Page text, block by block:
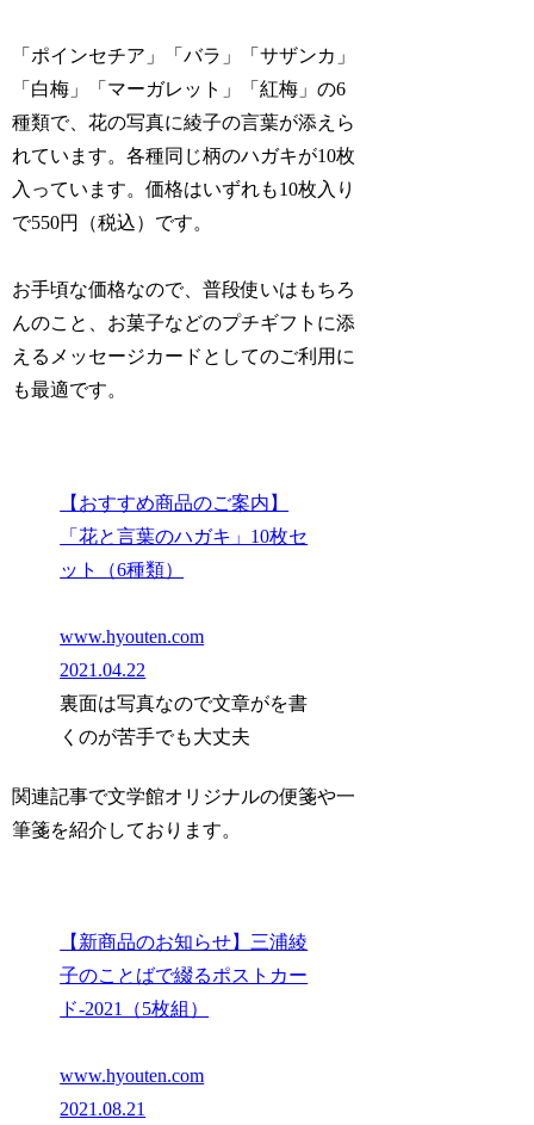
「ポインセチア」「バラ」「サザンカ」
「白梅」「マーガレット」「紅梅」の6
種類で、花の写真に綾子の言葉が添えら
れています。各種同じ柄のハガキが10枚
入っています。価格はいずれも10枚入り
で550円（税込）です。
お手頃な価格なので、普段使いはもちろ
んのこと、お菓子などのプチギフトに添
えるメッセージカードとしてのご利用に
も最適です。
【おすすめ商品のご案内】
「花と言葉のハガキ」10枚セ
ット（6種類）
www.hyouten.com
2021.04.22
裏面は写真なので文章がを書
くのが苦手でも大丈夫
関連記事で文学館オリジナルの便箋や一
筆箋を紹介しております。
【新商品のお知らせ】三浦綾
子のことばで綴るポストカー
ド-2021（5枚組）
www.hyouten.com
2021.08.21